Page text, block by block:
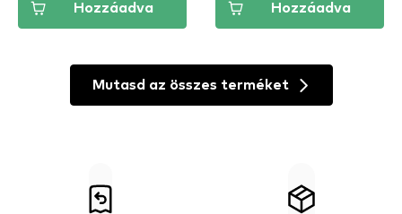
Hozzáadva Hozzáadva
Mutasd az összes terméket